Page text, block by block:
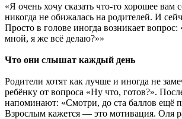
«Я очень хочу сказать что-то хорошее вам
никогда не обижалась на родителей. И
Просто в голове иногда возникает
мной, я же всё делаю?»»
Что они слышат каждый день
Родители хотят как лучше и иногда не
ребёнку от вопроса «Ну что, готов?».
напоминают: «Смотри, до ста баллов ещё
Взрослым кажется — это мотивация. Оля